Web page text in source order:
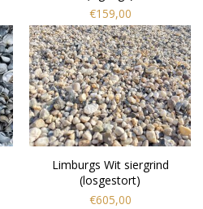
€159,00
Limburgs Wit siergrind
(losgestort)
€605,00